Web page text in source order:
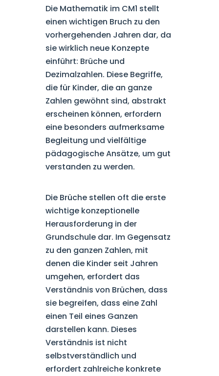
Die Mathematik im CM1 stellt
einen wichtigen Bruch zu den
vorhergehenden Jahren dar, da
sie wirklich neue Konzepte
einführt: Brüche und
Dezimalzahlen. Diese Begriffe,
die für Kinder, die an ganze
Zahlen gewöhnt sind, abstrakt
erscheinen können, erfordern
eine besonders aufmerksame
Begleitung und vielfältige
pädagogische Ansätze, um gut
verstanden zu werden.
Die Brüche stellen oft die erste
wichtige konzeptionelle
Herausforderung in der
Grundschule dar. Im Gegensatz
zu den ganzen Zahlen, mit
denen die Kinder seit Jahren
umgehen, erfordert das
Verständnis von Brüchen, dass
sie begreifen, dass eine Zahl
einen Teil eines Ganzen
darstellen kann. Dieses
Verständnis ist nicht
selbstverständlich und
erfordert zahlreiche konkrete